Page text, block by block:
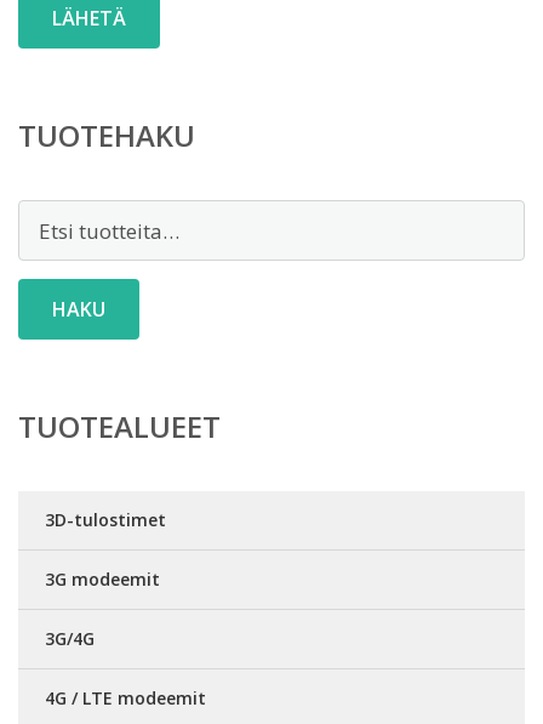
TUOTEHAKU
HAKU
TUOTEALUEET
3D-tulostimet
3G modeemit
3G/4G
4G / LTE modeemit